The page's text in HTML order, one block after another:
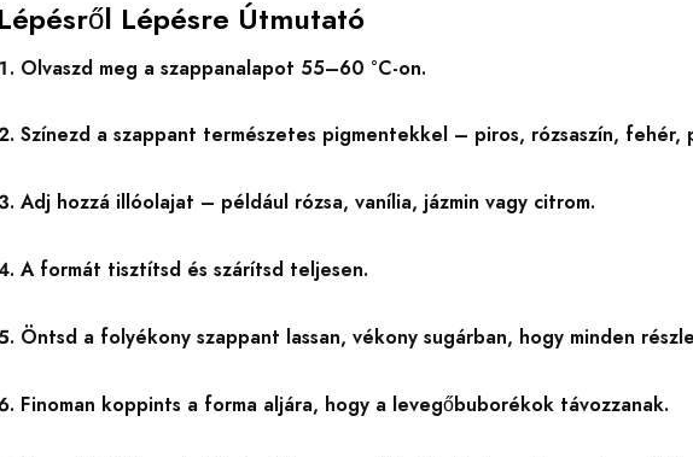
Lépésről Lépésre Útmutató
Olvaszd meg a szappanalapot 55–60 °C-on.
Színezd a szappant természetes pigmentekkel – piros, rózsaszín, fehér,
Adj hozzá illóolajat – például rózsa, vanília, jázmin vagy citrom.
A formát tisztítsd és szárítsd teljesen.
Öntsd a folyékony szappant lassan, vékony sugárban, hogy minden
Finoman koppints a forma aljára, hogy a levegőbuborékok távozzanak.